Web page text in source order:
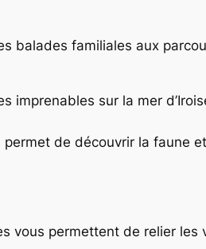
balades familiales aux
imprenables sur la mer
de découvrir la faune
vous permettent de relier les